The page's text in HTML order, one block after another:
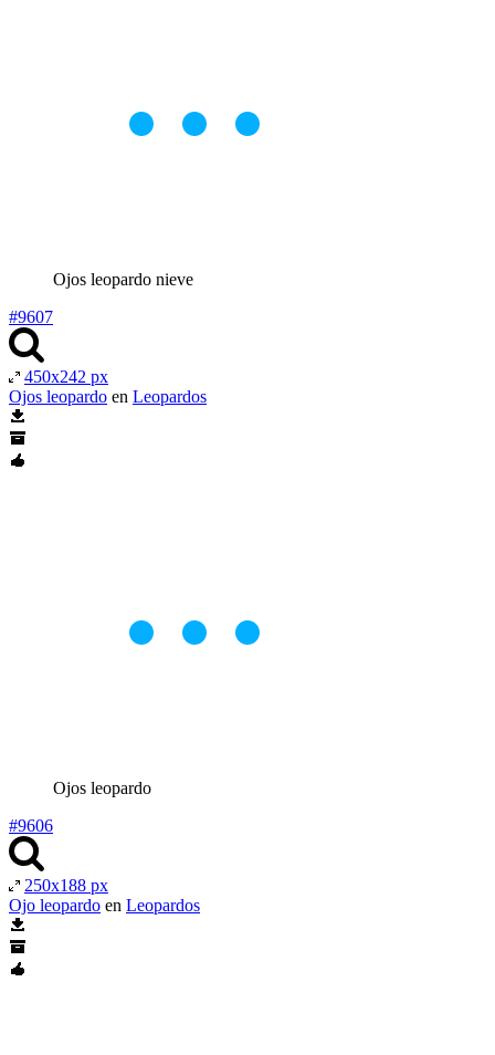
Ojos leopardo nieve
#9607
450x242 px
Ojos leopardo en Leopardos
Ojos leopardo
#9606
250x188 px
Ojo leopardo en Leopardos